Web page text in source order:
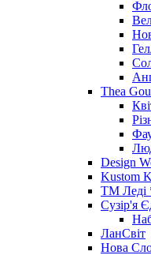
Thea
Design
Kustom
ТМ Леді
Сузір'я
ЛанСвіт
Нова